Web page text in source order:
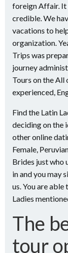
foreign Affair. It
credible. We
vacations to
organization.
Trips was
journey
Tours on the All
experienced,
Find the Latin
deciding on the
other online
Female,
Brides just who
in and you may
us. You are
Ladies
The
tour